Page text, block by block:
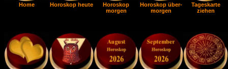
Home Horoskop heute
Horoskop
morgen
Horoskop über-
morgen
Tageskarte
ziehen